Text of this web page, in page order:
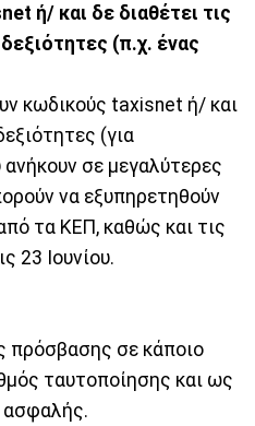
ή/ και δε διαθέτει τις
(π.χ. ένας
κωδικούς taxisnet ή/ και
(για
σε μεγαλύτερες
να εξυπηρετηθούν
τα ΚΕΠ, καθώς και τις
23 Ιουνίου.
πρόσβασης σε κάποιο
ταυτοποίησης και ως
ασφαλής.